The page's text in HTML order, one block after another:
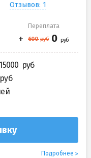
Отзывов: 1
Переплата
Подробнее